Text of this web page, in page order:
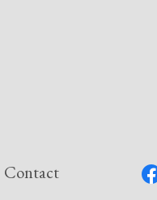
Contact